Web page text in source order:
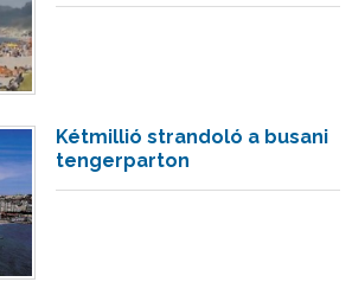
Kétmillió strandoló a busani
tengerparton